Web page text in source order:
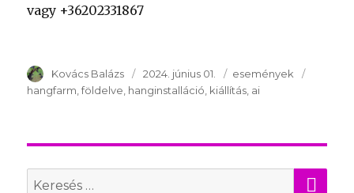
vagy +36202331867
Szerző
Kovács Balázs Publikálva
2024. június 01. Témakör
események
hangfarm földelve hanginstalláció kiállítás ai
Search